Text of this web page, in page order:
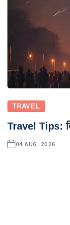
TRAVEL
Travel Tips:
04 AUG, 2026